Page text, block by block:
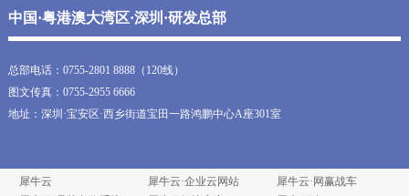
中国·粤港澳大湾区·深圳·研发总部
总部电话：0755-2801 8888（120线）
图文传真：0755-2955 6666
地址：深圳·宝安区·西乡街道宝田一路鸿鹏中心A座301室
犀牛云 犀牛云·企业云网站
犀牛云·网赢战车